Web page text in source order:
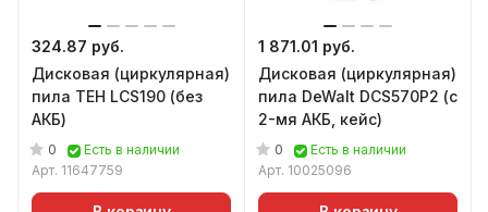
324.87 руб.
Дисковая (циркулярная)
пила TEH LCS190 (без
АКБ)
0
Есть в наличии
Арт. 11647759
1 871.01 руб.
Дисковая (циркулярная)
пила DeWalt DCS570P2 (с
2-мя АКБ, кейс)
0
Есть в наличии
Арт. 10025096